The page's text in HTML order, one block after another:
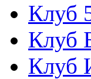
Клуб
Клуб
Клуб